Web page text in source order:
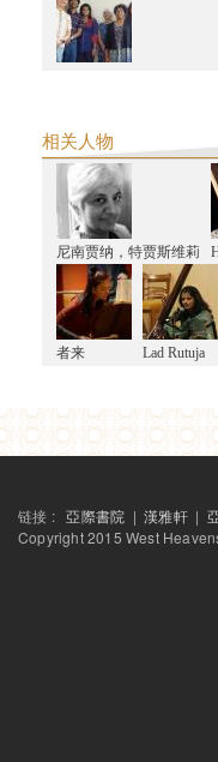
萨赫特-萨赫特
萨赫特-萨赫特：印度
薩特赫-薩特赫
薩特赫-薩特赫：印度
相关人物
尼南贾纳，特贾斯维莉
者来 Lad Rutuja
链接 :亞際書院 |漢雅軒 |
Copyright 2015 West